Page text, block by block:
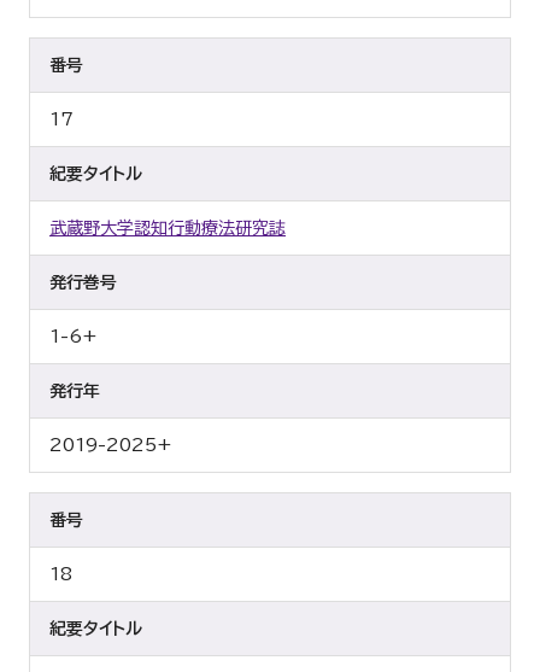
番号
17
紀要タイトル
武蔵野大学認知行動療法研究誌
発行巻号
1-6+
発行年
2019-2025+
番号
18
紀要タイトル